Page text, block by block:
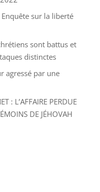
Enquête sur la liberté
sont battus et
distinctes
agressé par une
: L’AFFAIRE PERDUE
DE JÉHOVAH